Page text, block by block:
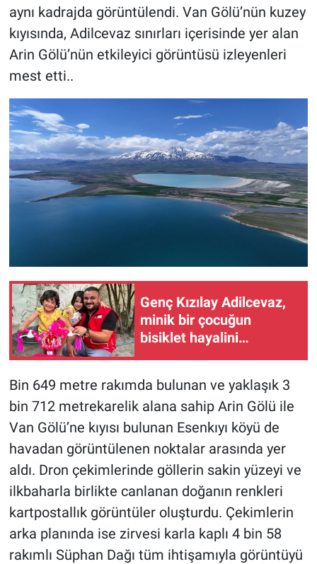
aynı kadrajda görüntülendi. Van Gölü’nün kuzey
kıyısında, Adilcevaz sınırları içerisinde yer alan
Arin Gölü’nün etkileyici görüntüsü izleyenleri
mest etti..
Genç Kızılay Adilcevaz,
minik bir çocuğun
bisiklet hayalini
Bin 649 metre rakımda bulunan ve yaklaşık 3
bin 712 metrekarelik alana sahip Arin Gölü ile
Van Gölü’ne kıyısı bulunan Esenkıyı köyü de
havadan görüntülenen noktalar arasında yer
aldı. Dron çekimlerinde göllerin sakin yüzeyi ve
ilkbaharla birlikte canlanan doğanın renkleri
kartpostallık görüntüler oluşturdu. Çekimlerin
arka planında ise zirvesi karla kaplı 4 bin 58
rakımlı Süphan Dağı tüm ihtişamıyla görüntüyü